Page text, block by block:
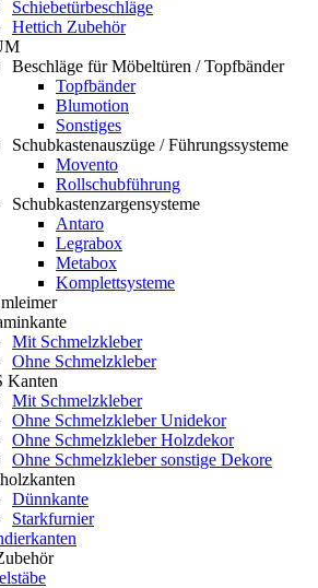
Schiebetürbeschläge
Hettich Zubehör
Beschläge für Möbeltüren / Topfbänder
Topfbänder
Blumotion
Sonstiges
Schubkastenauszüge / Führungssysteme
Movento
Rollschubführung
Schubkastenzargensysteme
Antaro
Legrabox
Metabox
Komplettsysteme
Mit Schmelzkleber
Ohne Schmelzkleber
Kanten
Mit Schmelzkleber
Ohne Schmelzkleber Unidekor
Ohne Schmelzkleber Holzdekor
Ohne Schmelzkleber sonstige Dekore
Dünnkante
Starkfurnier